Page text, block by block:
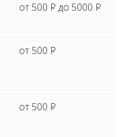
от 500 P до 5000 P
от 500 P
от 500 P